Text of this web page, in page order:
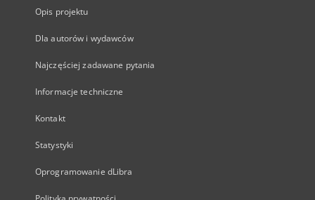
Opis projektu
Dla autorów i wydawców
Najczęściej zadawane pytania
Informacje techniczne
Kontakt
Statystyki
Oprogramowanie dLibra